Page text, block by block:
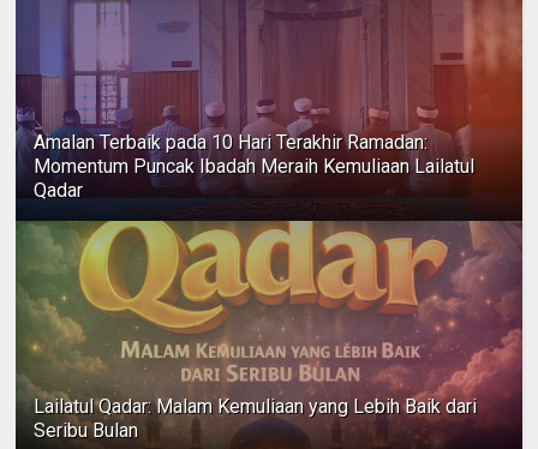
Amalan Terbaik pada 10 Hari Terakhir Ramadan:
Momentum Puncak Ibadah Meraih Kemuliaan Lailatul
Qadar
Lailatul Qadar: Malam Kemuliaan yang Lebih Baik dari
Seribu Bulan